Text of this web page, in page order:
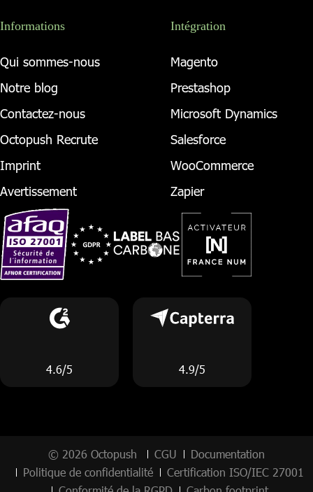
Informations
Qui sommes-nous
Notre blog
Contactez-nous
Octopush Recrute
Imprint
Avertissement
Intégration
Magento
Prestashop
Microsoft Dynamics
Salesforce
WooCommerce
Zapier
4.6/5 4.9/5
© 2026 Octopush CGU
Documentation
Politique de confidentialité
Certification ISO/IEC 27001